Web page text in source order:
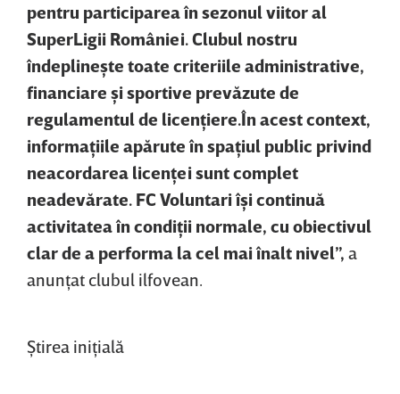
pentru participarea în sezonul viitor al
SuperLigii României.Clubul nostru
îndeplineşte toate criteriile administrative,
financiare şi sportive prevăzute de
regulamentul de licenţiere.În acest context,
informaţiile apărute în spaţiul public privind
neacordarea licenţei sunt complet
neadevărate. FC Voluntari îşi continuă
activitatea în condiţii normale, cu obiectivul
clar de a performa la cel mai înalt nivel”, a
anunţat clubul ilfovean.
Ştirea iniţială